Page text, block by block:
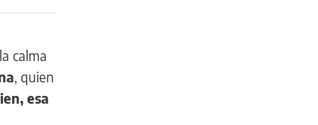
calma
, quien
esa